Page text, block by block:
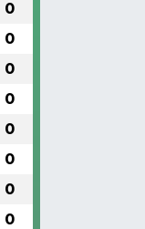
0
0
0
0
0
0
0
0